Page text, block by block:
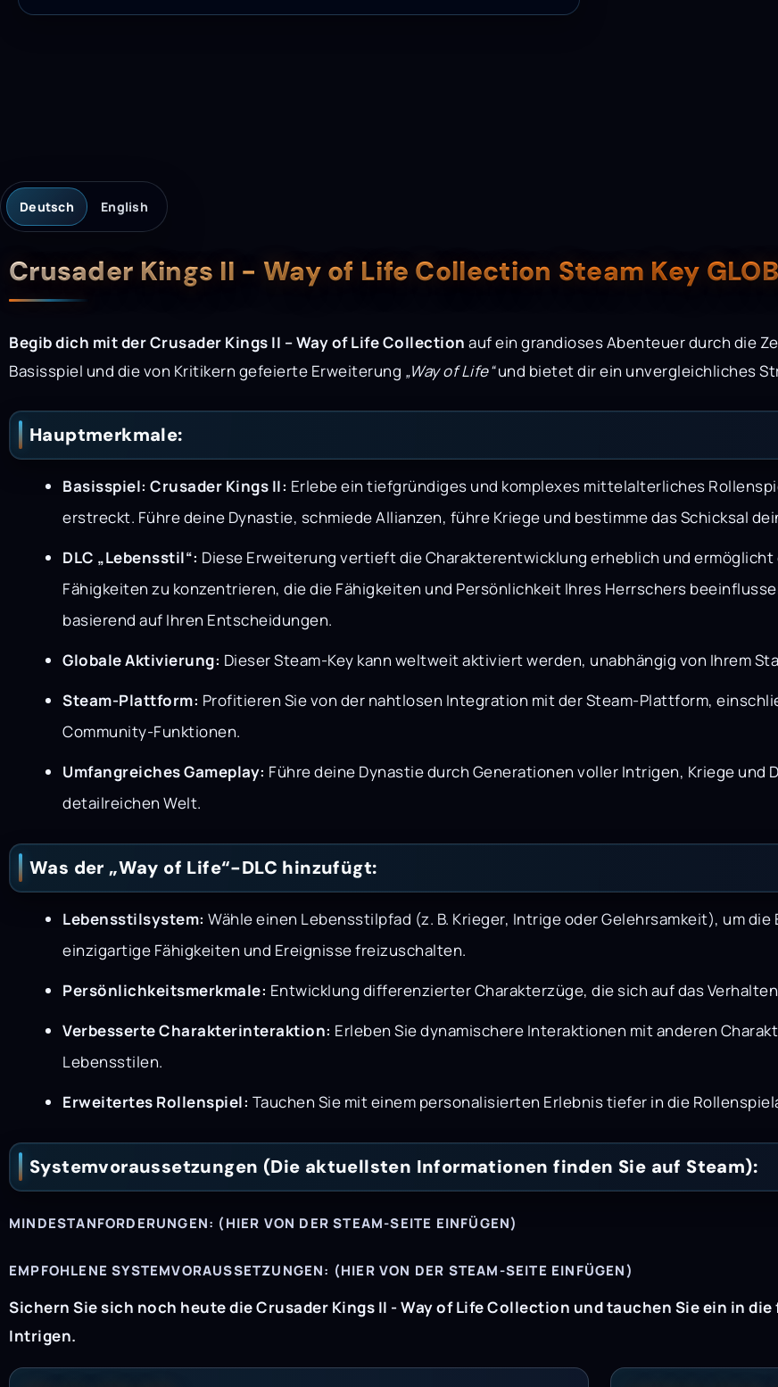
Deutsch English
Beschreibung
Crusader Kings II - Way of Life Collection Steam Key
Begib dich mit der Crusader Kings II – Way of Life Collection auf ein grandioses Abenteuer durch die
Basisspiel und die von Kritikern gefeierte Erweiterung „Way of Life“und bietet dir ein unvergleichliches
Hauptmerkmale:
Basisspiel: Crusader Kings II: Erlebe ein tiefgründiges und komplexes mittelalterliches
erstreckt. Führe deine Dynastie, schmiede Allianzen, führe Kriege und bestimme das Schicksal
DLC „Lebensstil“: Diese Erweiterung vertieft die Charakterentwicklung erheblich und
Fähigkeiten zu konzentrieren, die die Fähigkeiten und Persönlichkeit Ihres Herrschers
basierend auf Ihren Entscheidungen.
Globale Aktivierung: Dieser Steam-Key kann weltweit aktiviert werden, unabhängig von Ihrem
Steam-Plattform: Profitieren Sie von der nahtlosen Integration mit der Steam-Plattform,
Community-Funktionen.
Umfangreiches Gameplay: Führe deine Dynastie durch Generationen voller Intrigen, Kriege
detailreichen Welt.
Was der „Way of Life“-DLC hinzufügt:
Lebensstilsystem: Wähle einen Lebensstilpfad (z. B. Krieger, Intrige oder Gelehrsamkeit), um
einzigartige Fähigkeiten und Ereignisse freizuschalten.
Persönlichkeitsmerkmale: Entwicklung differenzierter Charakterzüge, die sich auf das
Verbesserte Charakterinteraktion: Erleben Sie dynamischere Interaktionen mit anderen
Lebensstilen.
Erweitertes Rollenspiel: Tauchen Sie mit einem personalisierten Erlebnis tiefer in die
Systemvoraussetzungen (Die aktuellsten Informationen finden Sie auf Steam):
MINDESTANFORDERUNGEN: (HIER VON DER STEAM-SEITE EINFÜGEN)
EMPFOHLENE SYSTEMVORAUSSETZUNGEN: (HIER VON DER STEAM-SEITE EINFÜGEN)
Sichern Sie sich noch heute die Crusader Kings II - Way of Life Collection und tauchen Sie ein in
Intrigen.